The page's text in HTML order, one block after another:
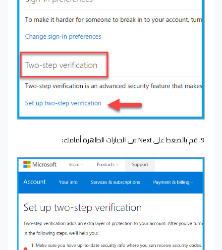
9. قم بالضغط على Next في الخيارات الظاهرة أمامك: